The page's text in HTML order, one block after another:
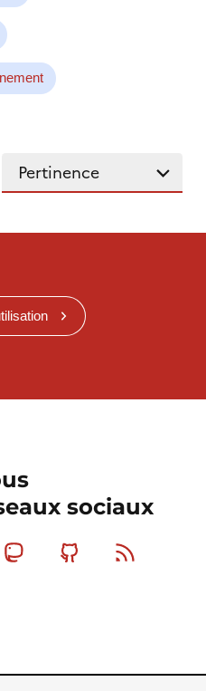
sociaux
MastodonGithub